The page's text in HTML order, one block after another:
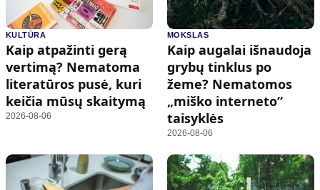
KULTŪRA
Kaip atpažinti gerą
vertimą? Nematoma
literatūros pusė, kuri
keičia mūsų skaitymą
2026-08-06
MOKSLAS
Kaip augalai išnaudoja
grybų tinklus po
žeme? Nematomos
„miško interneto“
taisyklės
2026-08-06